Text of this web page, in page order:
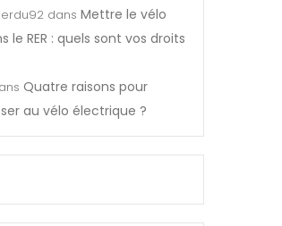
dans Mettre le vélo
le RER : quels sont vos droits
Quatre raisons pour
au vélo électrique ?